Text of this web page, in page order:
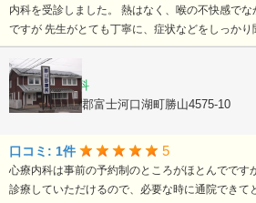
内科を受診しました。 熱はなく、喉の不快感で
ですが 先生がとても丁寧に、症状などをしっかり
勝山診療所
内科, 心療内科
山梨県南都留郡富士河口湖町勝山4575-10
口コミ: 1件 5
心療内科は事前の予約制のところがほとんでです
診療していただけるので、必要な時に通院できて